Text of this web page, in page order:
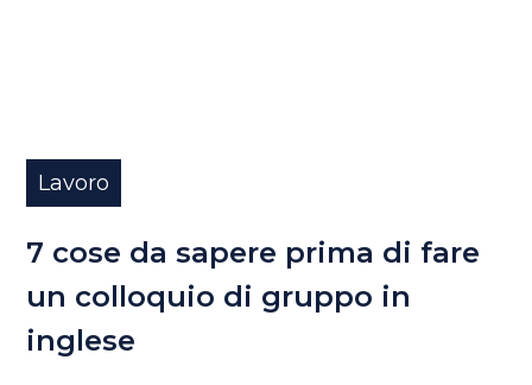
Lavoro
7 cose da sapere prima di fare
un colloquio di gruppo in
inglese